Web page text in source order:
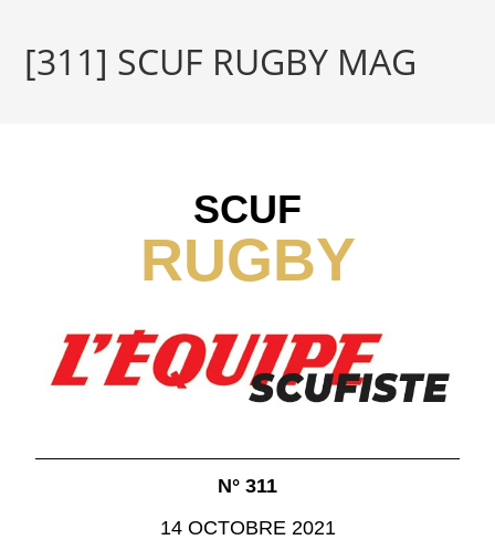
[311] SCUF RUGBY MAG
SCUF
RUGBY
N° 311
14 OCTOBRE 2021